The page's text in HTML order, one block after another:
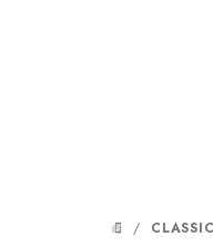
DOMŮ
/ CLASSIC